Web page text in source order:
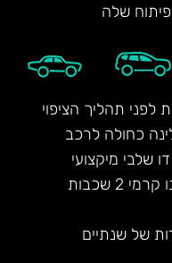
שלה
לפני תהליך הציפוי
כחולה לרכב
שלבי מיקצועי
2 שכבות
של שנתיים